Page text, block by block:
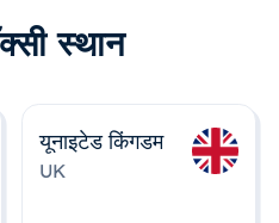
स्थान
यूनाइटेड किंगडम
UK